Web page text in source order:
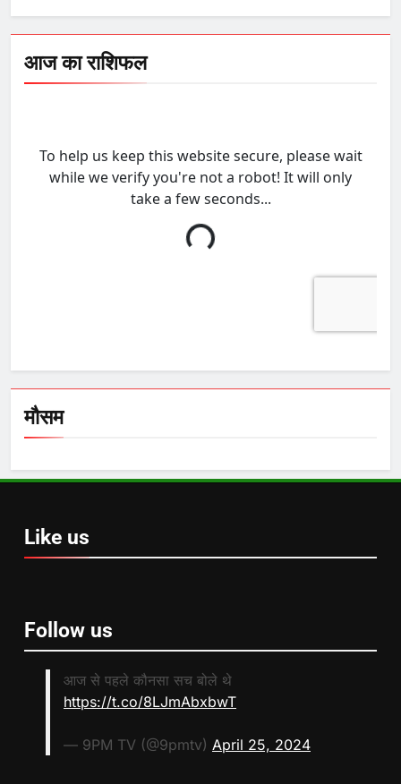
आज का राशिफल
मौसम
Like us
Follow us
आज से पहले कौनसा सच बोले थे
https://t.co/8LJmAbxbwT
— 9PM TV (@9pmtv) April 25, 2024